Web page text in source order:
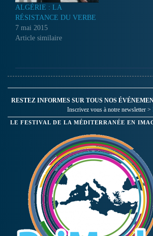
ALGÉRIE : LA
RÉSISTANCE DU VERBE
7 mai 2015
Article similaire
RESTEZ INFORMES SUR TOUS NOS
Inscrivez vous à notre newsletter >
LE FESTIVAL DE LA MÉDITERRANÉE EN